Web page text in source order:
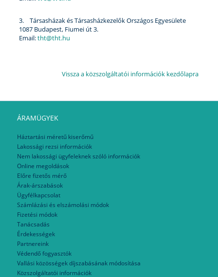
3. Társasházak és Társasházkezelők Országos Egyesülete
1087 Budapest, Fiumei út 3.
Email:tht@tht.hu
Vissza a közszolgáltatói információk kezdőlapra
ÁRAMÜGYEK
Háztartási méretű kiserőmű
Lakossági rezsi információk
Nem lakossági ügyfeleknek szóló információk
Online megoldások
Előre fizetős mérő
Árak-árszabások
Ügyfélkapcsolat
Számlázási és elszámolási módok
Fizetési módok
Tanácsadás
Érdekességek
Partnereink
Védendő fogyasztók
Vallási közösségek díjszabásának módosítása
Közszolgáltatói információk